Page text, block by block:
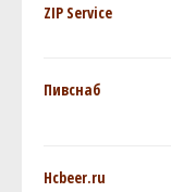
ZIP Service
Пивснаб
Hcbeer.ru